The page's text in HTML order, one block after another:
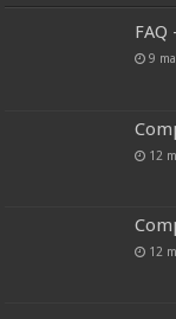
FAQ
9
12
12